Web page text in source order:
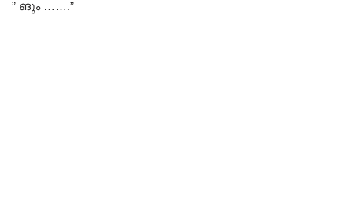
” ങും …….”